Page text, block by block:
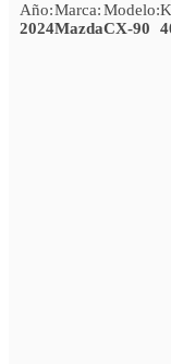
Año:
2024
Marca:
Mazda
Modelo:
CX-90